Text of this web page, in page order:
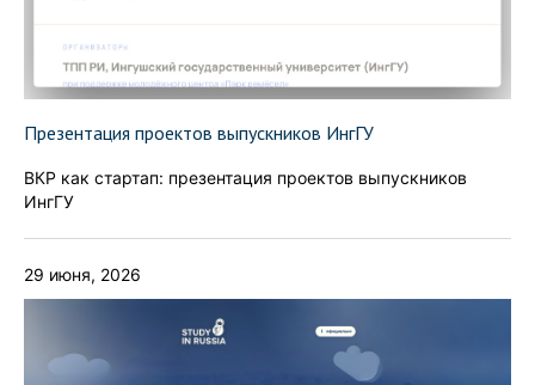
Презентация проектов выпускников ИнгГУ
ВКР как стартап: презентация проектов выпускников
ИнгГУ
29 июня, 2026